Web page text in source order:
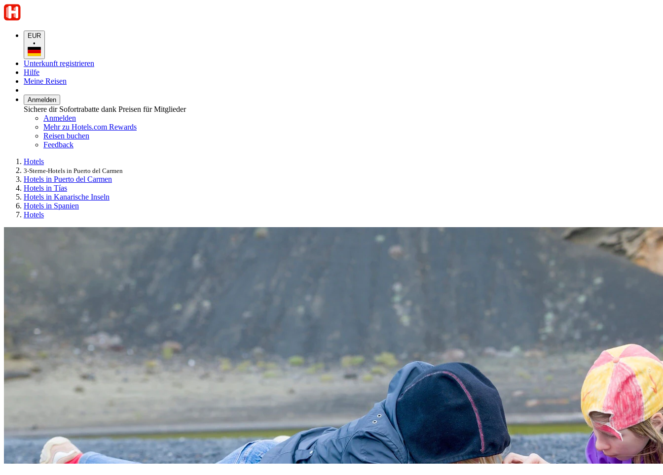
EUR
•
Unterkunft registrieren
Hilfe
Meine Reisen
Anmelden
Sichere dir Sofortrabatte dank Preisen für Mitglieder
Anmelden
Mehr zu Hotels.com Rewards
Reisen buchen
Feedback
Hotels
3-Sterne-Hotels in Puerto del Carmen
Hotels in Puerto del Carmen
Hotels in Tías
Hotels in Kanarische Inseln
Hotels in Spanien
Hotels